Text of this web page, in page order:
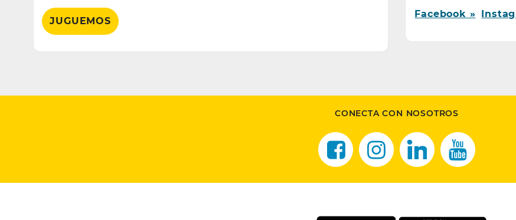
JUGUEMOS
Facebook »
CONECTA CON NOSOTROS